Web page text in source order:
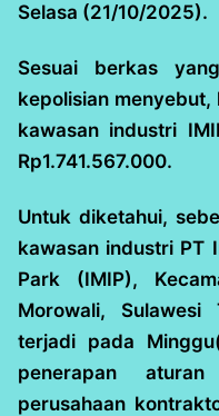
Selasa (21/10/2025).
Sesuai berkas
kepolisian
kawasan industri
Rp1.741.567.000.
Untuk diketahui,
kawasan industri PT
Park (IMIP),
Morowali, Sulawesi
terjadi pada
penerapan
perusahaan